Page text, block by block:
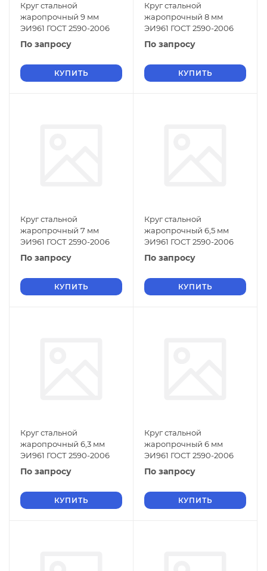
Круг стальной
жаропрочный 9 мм
ЭИ961 ГОСТ 2590-2006
По запросу
КУПИТЬ
Круг стальной
жаропрочный 8 мм
ЭИ961 ГОСТ 2590-2006
По запросу
КУПИТЬ
Круг стальной
жаропрочный 7 мм
ЭИ961 ГОСТ 2590-2006
По запросу
КУПИТЬ
Круг стальной
жаропрочный 6,5 мм
ЭИ961 ГОСТ 2590-2006
По запросу
КУПИТЬ
Круг стальной
жаропрочный 6,3 мм
ЭИ961 ГОСТ 2590-2006
По запросу
КУПИТЬ
Круг стальной
жаропрочный 6 мм
ЭИ961 ГОСТ 2590-2006
По запросу
КУПИТЬ